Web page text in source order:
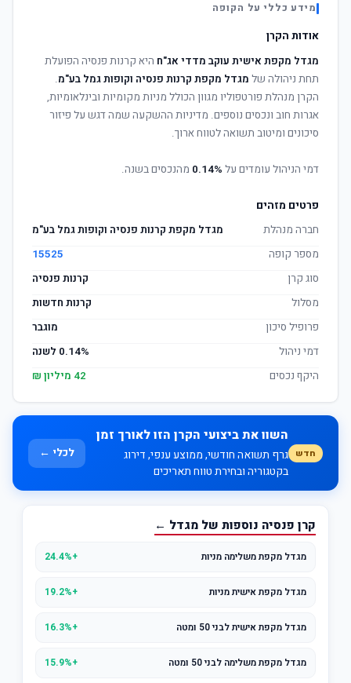
מידע כללי על הקופה
אודות הקרן
מגדל מקפת אישית עוקב מדדי אג"ח היא קרנות פנסיה הפועלת
תחת ניהולה של מגדל מקפת קרנות פנסיה וקופות גמל בע"מ.
הקרן מנהלת פורטפוליו מגוון הכולל מניות מקומיות ובינלאומיות,
אגרות חוב ונכסים נוספים. מדיניות ההשקעה שמה דגש על פיזור
סיכונים ומיטוב תשואה לטווח ארוך.
דמי הניהול עומדים על 0.14% מהנכסים בשנה.
פרטים מזהים
חברה מנהלת
מגדל מקפת קרנות פנסיה וקופות גמל בע"מ
מספר קופה
15525
סוג קרן
קרנות פנסיה
מסלול
קרנות חדשות
פרופיל סיכון
מוגבר
דמי ניהול
0.14% לשנה
היקף נכסים
42 מיליון ₪
חדש
השוו את ביצועי הקרן הזו לאורך זמן
גרף תשואה חודשי, ממוצע ענפי, דירוג
בקטגוריה ובחירת טווח תאריכים
לכלי ←
קרן פנסיה נוספות של מגדל ←
מגדל מקפת משלימה מניות +24.4%
מגדל מקפת אישית מניות +19.2%
מגדל מקפת אישית לבני 50 ומטה +16.3%
מגדל מקפת משלימה לבני 50 ומטה +15.9%